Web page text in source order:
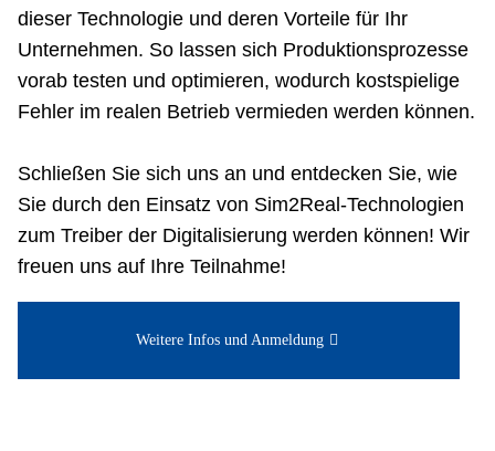
dieser Technologie und deren Vorteile für Ihr
Unternehmen. So lassen sich Produktionsprozesse
vorab testen und optimieren, wodurch kostspielige
Fehler im realen Betrieb vermieden werden können.
Schließen Sie sich uns an und entdecken Sie, wie
Sie durch den Einsatz von Sim2Real-Technologien
zum Treiber der Digitalisierung werden können! Wir
freuen uns auf Ihre Teilnahme!
Weitere Infos und Anmeldung